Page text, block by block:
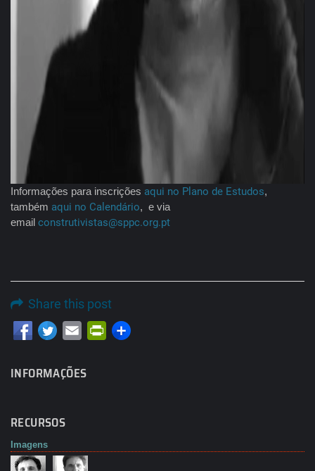
Informações para inscrições aqui no Plano de Estudos,
também aqui no Calendário, e via
email construtivistas@sppc.org.pt
Share this post
Email PrintFriendly
INFORMAÇÕES
RECURSOS
Imagens